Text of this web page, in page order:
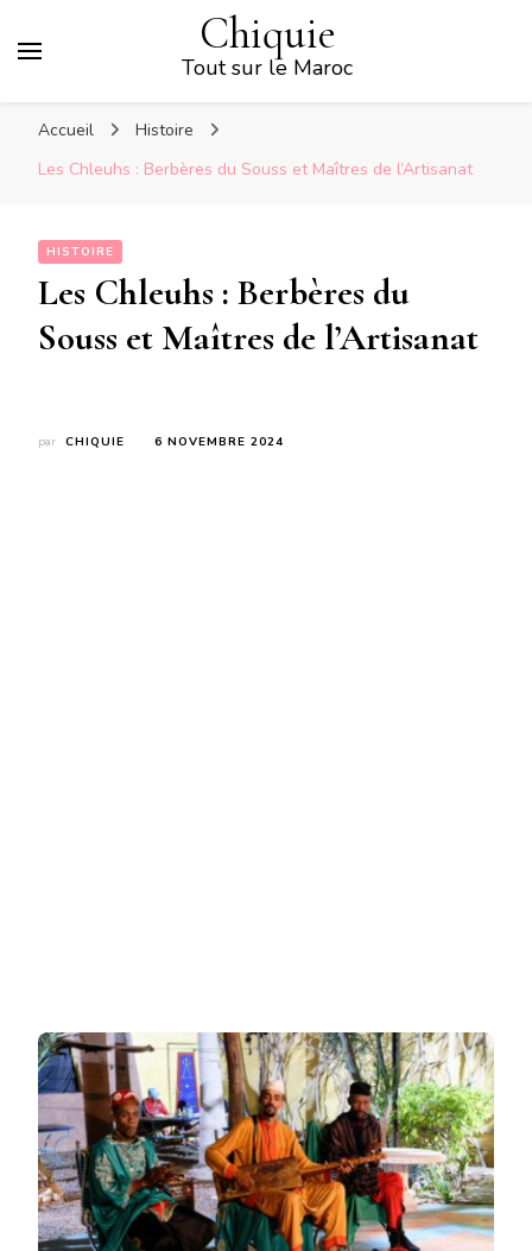
Chiquie
Tout sur le Maroc
Accueil
Histoire
Les Chleuhs : Berbères du Souss et Maîtres de l’Artisanat
HISTOIRE
Les Chleuhs : Berbères du
Souss et Maîtres de l’Artisanat
par CHIQUIE 6 NOVEMBRE 2024